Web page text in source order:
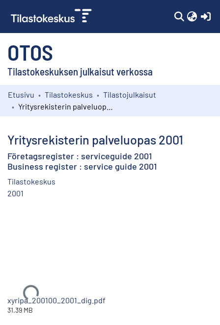
OTOS
Tilastokeskuksen julkaisut verkossa
Kokoelmat
Etusivu Tilastokeskus
Tilastojulkaisut
Yritysrekisterin palveluopas 2001
Företagsregister : serviceguide 2001
Business register : service guide 2001
Tilastokeskus
2001
Ladataan...
xyripa_200100_2001_dig.pdf
31.39 MB